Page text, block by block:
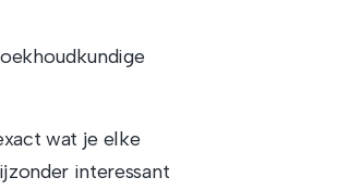
wat je elke
interessant